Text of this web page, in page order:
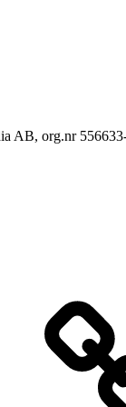
AB, org.nr